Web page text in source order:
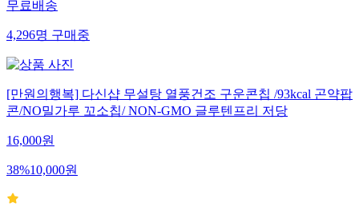
무료배송
4,296명구매중
[만원의행복] 다신샵 무설탕 열풍건조 구운콘칩 /93kcal 곤약팝
콘/NO밀가루 꼬소칩/ NON-GMO 글루텐프리 저당
16,000원
38%10,000원